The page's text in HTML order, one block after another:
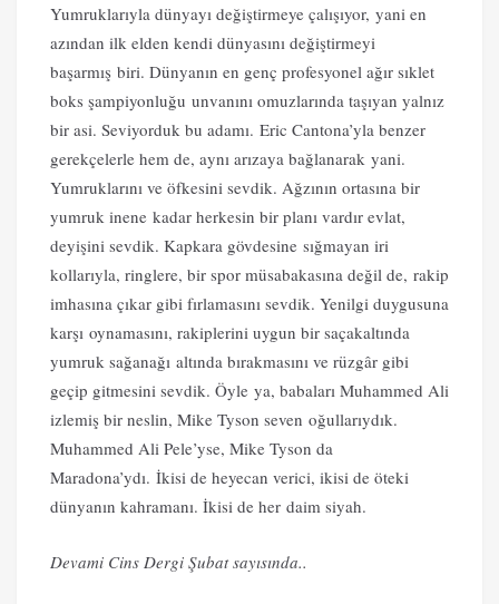
Yumruklarıyla dünyayı değiştirmeye çalışıyor, yani en
azından ilk elden kendi dünyasını değiştirmeyi
başarmış biri. Dünyanın en genç profesyonel ağır sıklet
boks şampiyonluğu unvanını omuzlarında taşıyan yalnız
bir asi. Seviyorduk bu adamı. Eric Cantona’yla benzer
gerekçelerle hem de, aynı arızaya bağlanarak yani.
Yumruklarını ve öfkesini sevdik. Ağzının ortasına bir
yumruk inene kadar herkesin bir planı vardır evlat,
deyişini sevdik. Kapkara gövdesine sığmayan iri
kollarıyla, ringlere, bir spor müsabakasına değil de, rakip
imhasına çıkar gibi fırlamasını sevdik. Yenilgi duygusuna
karşı oynamasını, rakiplerini uygun bir saçakaltında
yumruk sağanağı altında bırakmasını ve rüzgâr gibi
geçip gitmesini sevdik. Öyle ya, babaları Muhammed Ali
izlemiş bir neslin, Mike Tyson seven oğullarıydık.
Muhammed Ali Pele’yse, Mike Tyson da
Maradona’ydı. İkisi de heyecan verici, ikisi de öteki
dünyanın kahramanı. İkisi de her daim siyah.
Devami Cins Dergi Şubat sayısında..